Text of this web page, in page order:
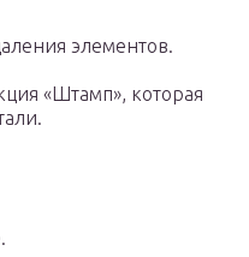
элементов.
«Штамп», которая